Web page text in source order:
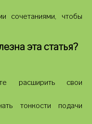
сочетаниями, чтобы
эта статья?
расширить свои
тонкости подачи